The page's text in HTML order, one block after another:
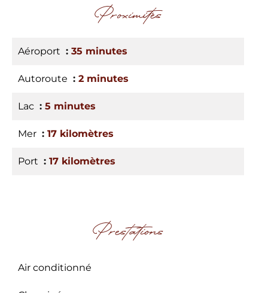
Proximités
Aéroport 35 minutes
Autoroute 2 minutes
Lac 5 minutes
Mer 17 kilomètres
Port 17 kilomètres
Prestations
Air conditionné